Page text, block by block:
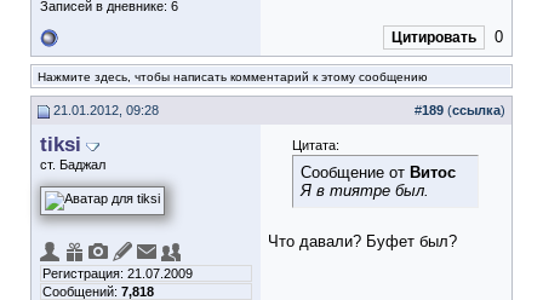
Записей в дневнике: 6
Цитировать 0
Нажмите здесь, чтобы написать комментарий к этому сообщению
21.01.2012, 09:28 #189 (ссылка)
tiksi
ст. Баджал
Регистрация: 21.07.2009
Сообщений: 7,818
Цитата:
Сообщение от Витос
Я в тиятре был.
Что давали? Буфет был?